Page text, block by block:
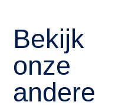
Bekijk
onze
andere